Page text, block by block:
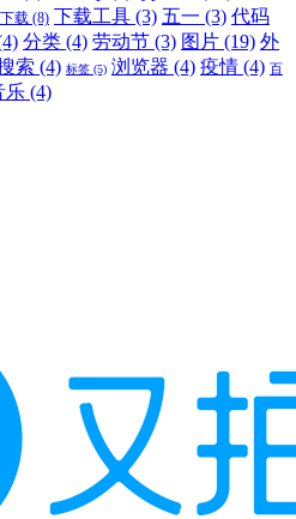
下载 (8) 下载工具 (3) 五一 (3) 代码
分类 (4) 劳动节 (3) 图片 (19) 外
索 (4) 标签 (5) 浏览器 (4) 疫情 (4) 百
乐 (4)